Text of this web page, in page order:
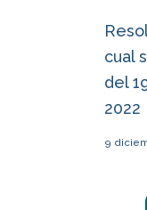
cual
del
2022
9